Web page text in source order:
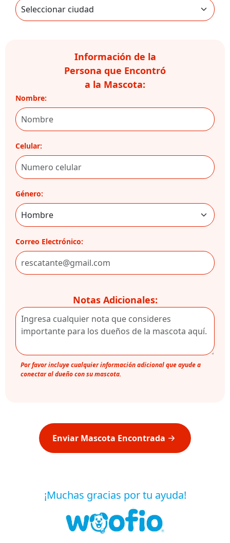
Información de la
Persona que Encontró
a la Mascota:
Nombre:
Celular:
Género:
Correo Electrónico:
Notas Adicionales:
Por favor incluye cualquier información adicional que ayude a
conectar al dueño con su mascota.
Enviar Mascota Encontrada
¡Muchas gracias por tu ayuda!